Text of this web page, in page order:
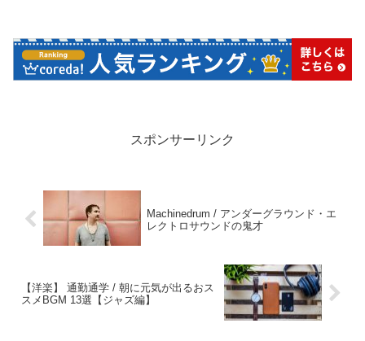
スポンサーリンク
Machinedrum / アンダーグラウンド・エ
レクトロサウンドの鬼才
【洋楽】 通勤通学 / 朝に元気が出るおス
スメBGM 13選【ジャズ編】